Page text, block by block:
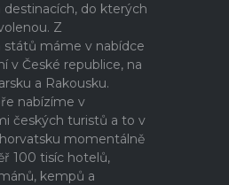
destinacích, do kterých
Z
máme v nabídce
v České republice, na
a Rakousku.
nabízíme v
českých turistů a to v
momentálně
100 tisíc hotelů,
kempů a